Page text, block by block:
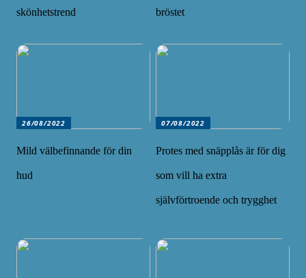
skönhetstrend bröstet
26/08/2022
Mild välbefinnande för din
hud
07/08/2022
Protes med snäpplås är för dig
som vill ha extra
självförtroende och trygghet